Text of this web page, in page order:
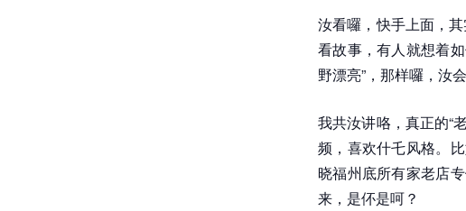
汝看囉，快手上面，
看故事，有人就想着
野漂亮”，那样囉，汝
我共汝讲咯，真正的“
频，喜欢什乇风格。
晓福州底所有家老店
来，是伓是呵？